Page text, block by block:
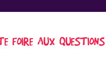
FOIRE AUX QUESTIONS